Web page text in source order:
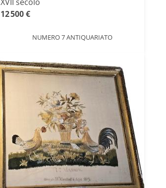
12 500 €
NUMERO 7 ANTIQUARIATO